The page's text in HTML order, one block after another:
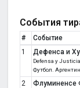
События
# Событие
1
Дефенса и
Defensa y
Футбол.
2 Флуминенсе